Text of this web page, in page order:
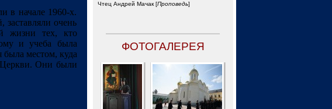
в начале 1960-х.
заставляли очень
жизни тех, кто
и учеба была
была местом, куда
Церкви. Они были
Чтец Андрей Мачак [Проповедь]
ФОТОГАЛЕРЕЯ